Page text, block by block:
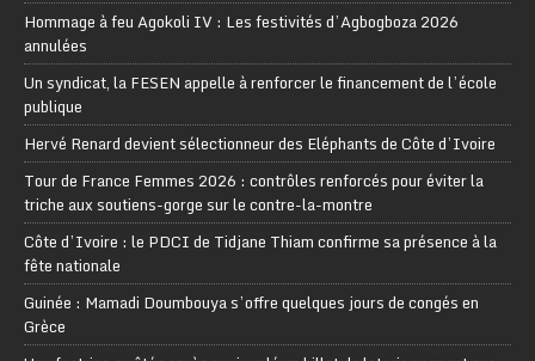
Hommage à feu Agokoli IV : Les festivités d’Agbogboza 2026
annulées
Un syndicat, la FESEN appelle à renforcer le financement de l’école
publique
Hervé Renard devient sélectionneur des Eléphants de Côte d’Ivoire
Tour de France Femmes 2026 : contrôles renforcés pour éviter la
triche aux soutiens-gorge sur le contre-la-montre
Côte d’Ivoire : le PDCI de Tidjane Thiam confirme sa présence à la
fête nationale
Guinée : Mamadi Doumbouya s’offre quelques jours de congés en
Grèce